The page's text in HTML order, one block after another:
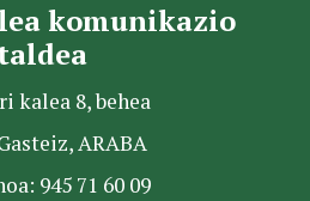
komunikazio
kalea 8, behea
ARABA
945 71 60 09